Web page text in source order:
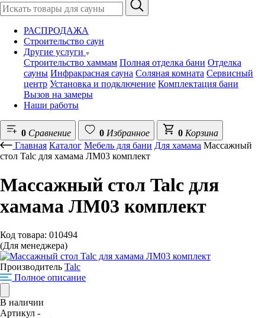
РАСПРОДАЖА
Строительство саун
Другие услуги
Строительство хаммам Полная отделка бани Отделка
сауны Инфракрасная сауна Соляная комната Сервисный
центр Установка и подключение Комплектация бани
Вызов на замеры
Наши работы
0 Сравнение 0 Избранное 0 Корзина
Главная Каталог Мебель для бани Для хамама Массажный
стол Talc для хамама ЛМ03 комплект
Массажный стол Talc для
хамама ЛМ03 комплект
Код товара: 010494
(Для менеджера)
Производитель Talc
Полное описание
В наличии
Артикул -